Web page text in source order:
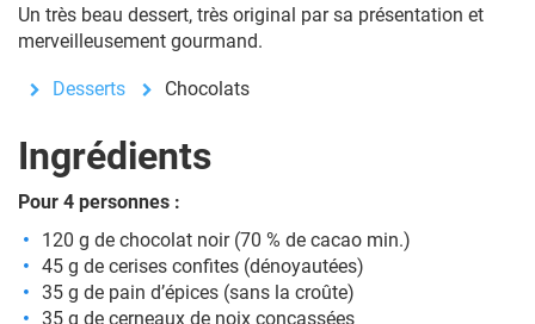
Un très beau dessert, très original par sa présentation et
merveilleusement gourmand.
Desserts Chocolats
Ingrédients
Pour 4 personnes :
120 g de chocolat noir (70 % de cacao min.)
45 g de cerises confites (dénoyautées)
35 g de pain d’épices (sans la croûte)
35 g de cerneaux de noix concassées